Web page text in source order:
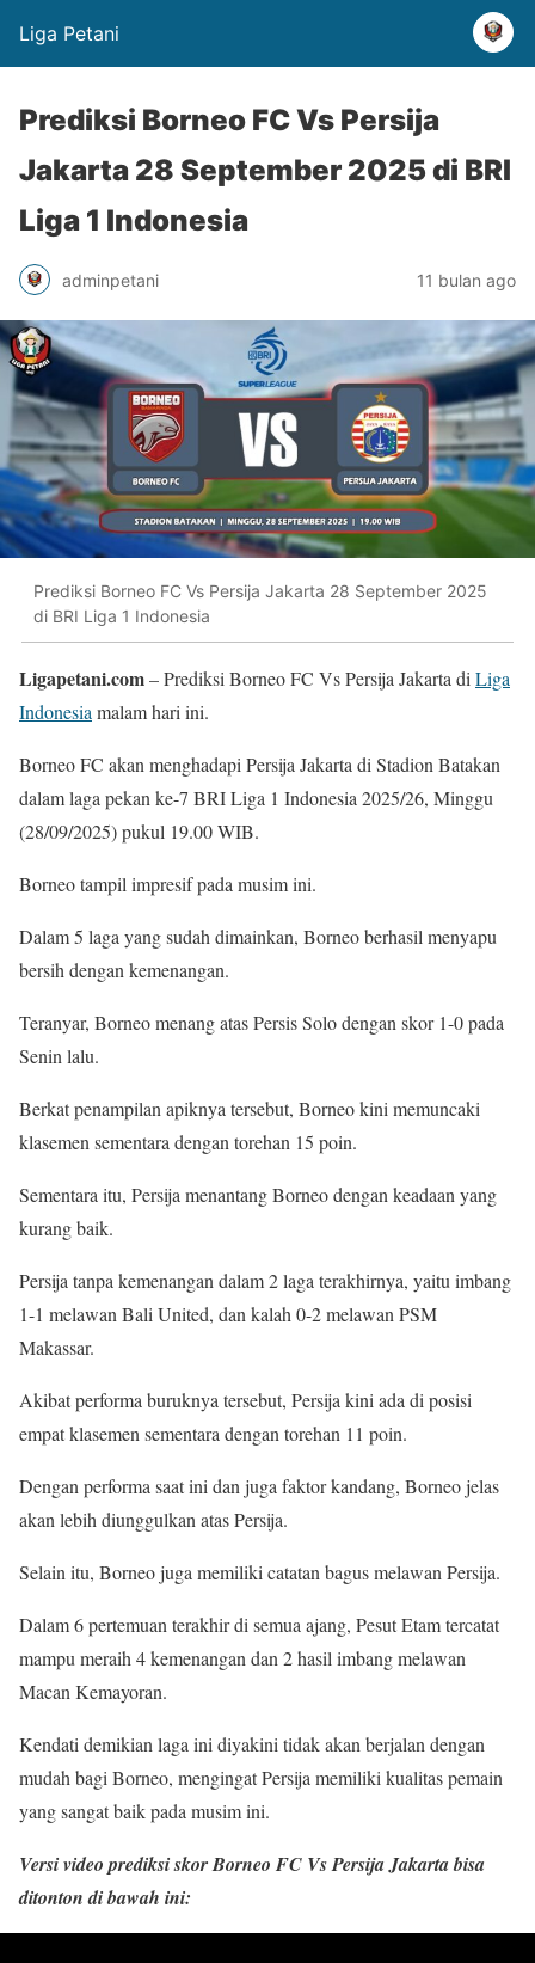
Liga Petani
Prediksi Borneo FC Vs Persija
Jakarta 28 September 2025 di BRI
Liga 1 Indonesia
adminpetani 11 bulan ago
Prediksi Borneo FC Vs Persija Jakarta 28 September 2025
di BRI Liga 1 Indonesia
Ligapetani.com– Prediksi Borneo FC Vs Persija Jakarta di Liga
Indonesia malam hari ini.
Borneo FC akan menghadapi Persija Jakarta di Stadion Batakan
dalam laga pekan ke-7 BRI Liga 1 Indonesia 2025/26, Minggu
(28/09/2025) pukul 19.00 WIB.
Borneo tampil impresif pada musim ini.
Dalam 5 laga yang sudah dimainkan, Borneo berhasil menyapu
bersih dengan kemenangan.
Teranyar, Borneo menang atas Persis Solo dengan skor 1-0 pada
Senin lalu.
Berkat penampilan apiknya tersebut, Borneo kini memuncaki
klasemen sementara dengan torehan 15 poin.
Sementara itu, Persija menantang Borneo dengan keadaan yang
kurang baik.
Persija tanpa kemenangan dalam 2 laga terakhirnya, yaitu imbang
1-1 melawan Bali United, dan kalah 0-2 melawan PSM
Makassar.
Akibat performa buruknya tersebut, Persija kini ada di posisi
empat klasemen sementara dengan torehan 11 poin.
Dengan performa saat ini dan juga faktor kandang, Borneo jelas
akan lebih diunggulkan atas Persija.
Selain itu, Borneo juga memiliki catatan bagus melawan Persija.
Dalam 6 pertemuan terakhir di semua ajang, Pesut Etam tercatat
mampu meraih 4 kemenangan dan 2 hasil imbang melawan
Macan Kemayoran.
Kendati demikian laga ini diyakini tidak akan berjalan dengan
mudah bagi Borneo, mengingat Persija memiliki kualitas pemain
yang sangat baik pada musim ini.
Versi video prediksi skor Borneo FC Vs Persija Jakarta bisa
ditonton di bawah ini: